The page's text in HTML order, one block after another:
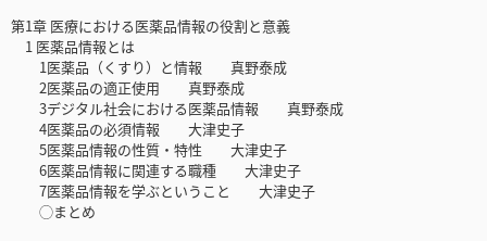
第1章 医療における医薬品情報の役割と意義
1 医薬品情報とは
1医薬品（くすり）と情報 真野泰成
2医薬品の適正使用 真野泰成
3デジタル社会における医薬品情報 真野泰成
4医薬品の必須情報 大津史子
5医薬品情報の性質・特性 大津史子
6医薬品情報に関連する職種 大津史子
7医薬品情報を学ぶということ 大津史子
◯まとめ